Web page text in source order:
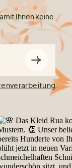
Ihnen keine
.